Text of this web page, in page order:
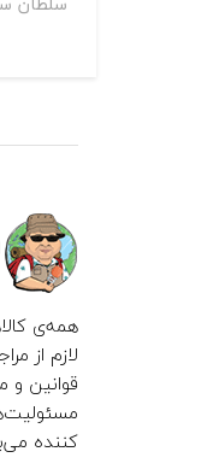
همه‌ی
لازم از
قوانین و
کننده